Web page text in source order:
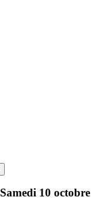
Samedi 10 octobre